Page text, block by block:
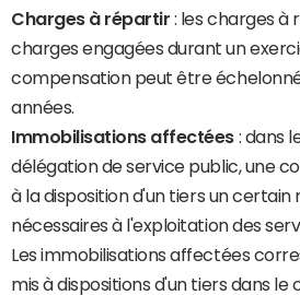
Charges à répartir : les charges à
charges engagées durant un
compensation peut être
années.
Immobilisations affectées : dans
délégation de service public, une
à la disposition d'un tiers un certain
nécessaires à l'exploitation des
Les immobilisations affectées
mis à dispositions d'un tiers dans